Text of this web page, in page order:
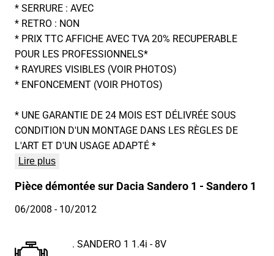
* SERRURE : AVEC
* RETRO : NON
* PRIX TTC AFFICHE AVEC TVA 20% RECUPERABLE
POUR LES PROFESSIONNELS*
* RAYURES VISIBLES (VOIR PHOTOS)
* ENFONCEMENT (VOIR PHOTOS)
* UNE GARANTIE DE 24 MOIS EST DÉLIVRÉE SOUS
CONDITION D'UN MONTAGE DANS LES RÈGLES DE
L'ART ET D'UN USAGE ADAPTÉ *
Lire plus
Pièce démontée sur Dacia Sandero 1 - Sandero 1
06/2008- 10/2012
. SANDERO 1 1.4i - 8V